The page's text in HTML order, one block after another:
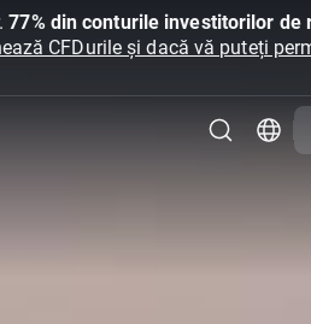
77% din conturile investitorilor
CFDurile și dacă vă puteți